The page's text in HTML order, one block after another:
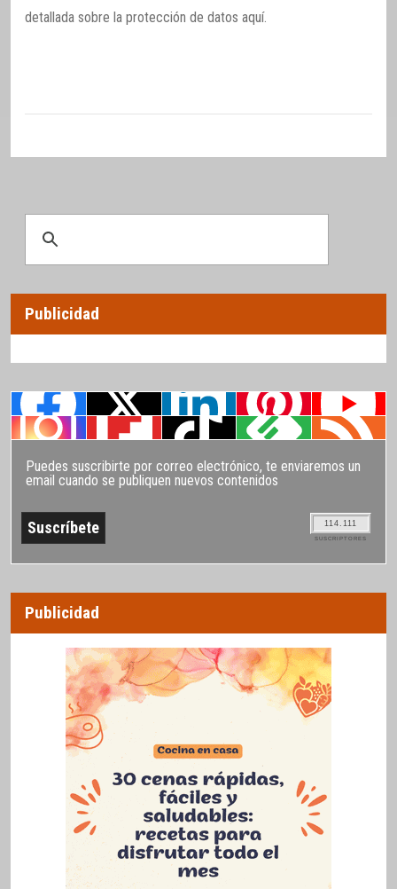
detallada sobre la protección de datos aquí.
Publicidad
Puedes suscribirte por correo electrónico, te enviaremos un
email cuando se publiquen nuevos contenidos
114.111
SUSCRIPTORES
Publicidad